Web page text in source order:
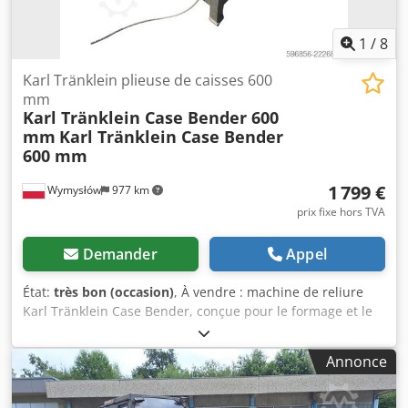
1 /8
Wymysłów 977 km
Karl Tränklein plieuse de caisses 600
mm
Karl Tränklein Case Bender 600
mm Karl Tränklein Case Bender
600 mm
1 799 €
prix fixe hors TVA
Demander Appel
État: très bon (occasion), À vendre : machine de reliure
Karl Tränklein Case Bender, conçue pour le formage et le
pliage des dos de couvertures de livres à couverture
rigide. Cet appareil confère aux couvertures un rayon
approprié, ce qui leur permet de s’adapter parfaitement
au bloc du livre. La machine est équipée de rouleaux
Annonce